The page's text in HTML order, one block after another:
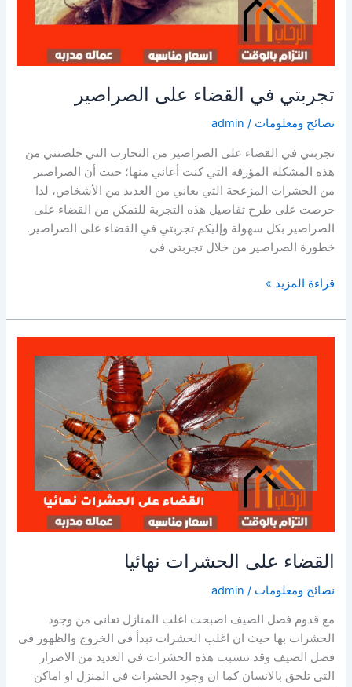
تجربتي في القضاء على الصراصير
نصائح ومعلومات /
admin
تجربتي في القضاء على الصراصير من التجارب التي خلصتني من
هذه المشكلة المؤرقة التي كنت أعاني منها؛ حيث أن الصراصير
من الحشرات المزعجة التي يعاني من العديد من الأشخاص، لذا
حرصت على طرح تفاصيل هذه التجربة للتمكن من القضاء على
الصراصير بكل سهولة وإليكم تجربتي في القضاء على الصراصير.
خطورة الصراصير من خلال تجربتي في
تجربتي
القضاء
على
الصراصير
قراءة المزيد »
القضاء على الحشرات نهائيا
نصائح ومعلومات /
admin
مع قدوم فصل الصيف اصبحت اغلب المنازل تعانى من وجود
الحشرات بها حيث ان اغلب الحشرات تبدأ فى الخروج والظهور فى
فصل الصيف وقد تتسبب هذه الحشرات فى العديد من الاضرار
التى تلحق بالانسان كما ان وجود الحشرات فى المنزل او اماكن